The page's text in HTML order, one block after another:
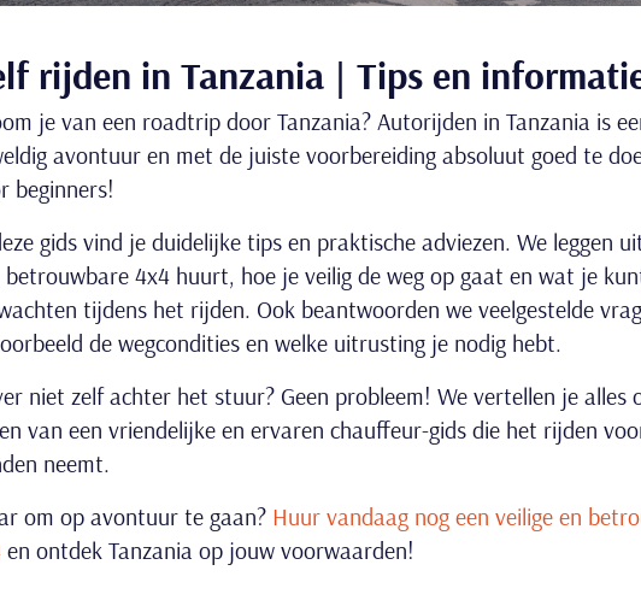
rijden in Tanzania | Tips en
je van een roadtrip door Tanzania? Autorijden in Tanzania is
avontuur en met de juiste voorbereiding absoluut goed te
beginners!
gids vind je duidelijke tips en praktische adviezen. We leggen
betrouwbare 4x4 huurt, hoe je veilig de weg op gaat en wat je
tijdens het rijden. Ook beantwoorden we veelgestelde
de wegcondities en welke uitrusting je nodig hebt.
niet zelf achter het stuur? Geen probleem! We vertellen je alles
van een vriendelijke en ervaren chauffeur-gids die het rijden
neemt.
om op avontuur te gaan? Huur vandaag nog een veilige en
en ontdek Tanzania op jouw voorwaarden!